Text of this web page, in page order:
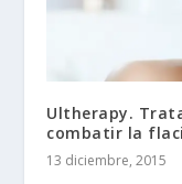
Ultherapy.
combatir la
13 diciembre, 2015